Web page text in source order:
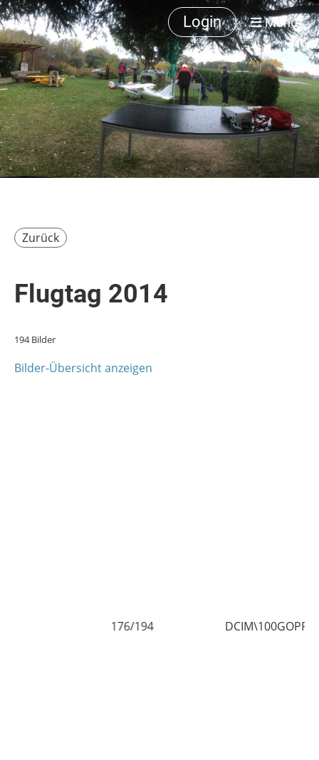
Login Menü
Zurück
Flugtag 2014
194 Bilder
Bilder-Übersicht anzeigen